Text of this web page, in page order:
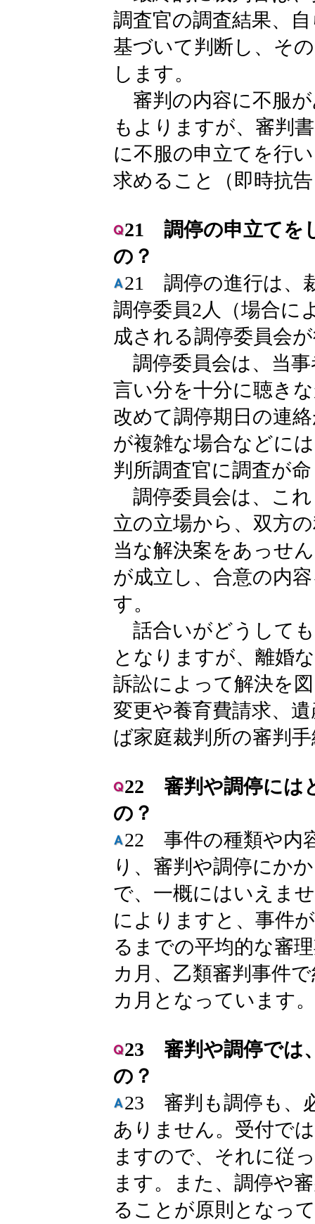
調査官の調査結果、
基づいて判断し、そ
します。
審判の内容に不服
もよりますが、審判
に不服の申立てを行
求めること（即時抗
21 調停の申立てを
の？
21 調停の進行は、
調停委員2人（場合に
成される調停委員会
調停委員会は、当
言い分を十分に聴き
改めて調停期日の連
が複雑な場合などに
判所調査官に調査が
調停委員会は、こ
立の立場から、双方
当な解決案をあっせ
が成立し、合意の内
す。
話合いがどうして
となりますが、離婚
訴訟によって解決を
変更や養育費請求、
ば家庭裁判所の審判
22 審判や調停には
の？
22 事件の種類や内
り、審判や調停にか
で、一概にはいえま
によりますと、事件
るまでの平均的な審
カ月、乙類審判事件
カ月となっています。
23 審判や調停では
の？
23 審判も調停も、
ありません。受付で
ますので、それに従
ます。また、調停や
ることが原則となっ